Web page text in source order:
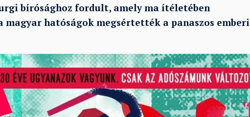
bírósághoz fordult, amely ma ítéletében
hatóságok megsértették a panaszos emberi